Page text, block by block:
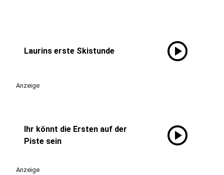
Laurins erste Skistunde play_circle
Anzeige
Ihr könnt die Ersten auf der
Piste sein
play_circle
Anzeige